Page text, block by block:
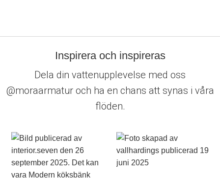
Inspirera och inspireras
Dela din vattenupplevelse med oss
@moraarmatur och ha en chans att synas i våra
flöden.